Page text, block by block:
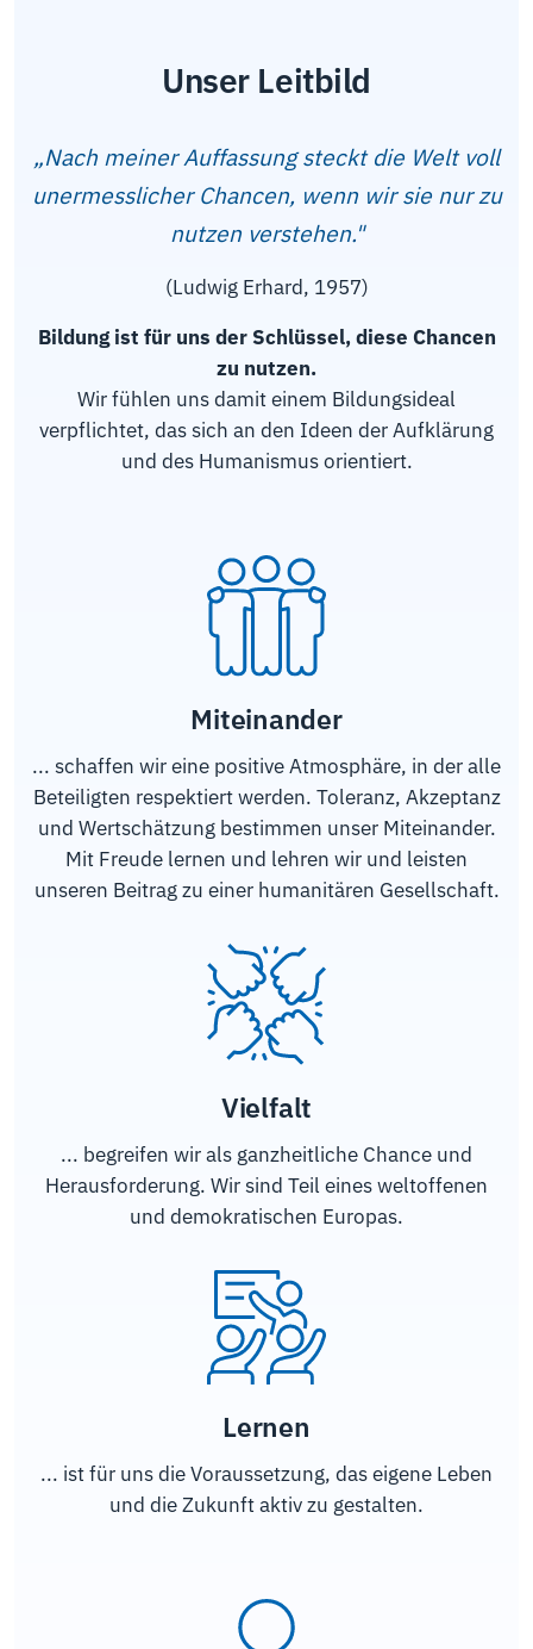
Unser Leitbild
„Nach meiner Auffassung steckt die Welt voll
unermesslicher Chancen, wenn wir sie nur zu
nutzen verstehen."
(Ludwig Erhard, 1957)
Bildung ist für uns der Schlüssel, diese Chancen
zu nutzen.
Wir fühlen uns damit einem Bildungsideal
verpflichtet, das sich an den Ideen der Aufklärung
und des Humanismus orientiert.
Miteinander
... schaffen wir eine positive Atmosphäre, in der alle
Beteiligten respektiert werden. Toleranz, Akzeptanz
und Wertschätzung bestimmen unser Miteinander.
Mit Freude lernen und lehren wir und leisten
unseren Beitrag zu einer humanitären Gesellschaft.
Vielfalt
... begreifen wir als ganzheitliche Chance und
Herausforderung. Wir sind Teil eines weltoffenen
und demokratischen Europas.
Lernen
... ist für uns die Voraussetzung, das eigene Leben
und die Zukunft aktiv zu gestalten.